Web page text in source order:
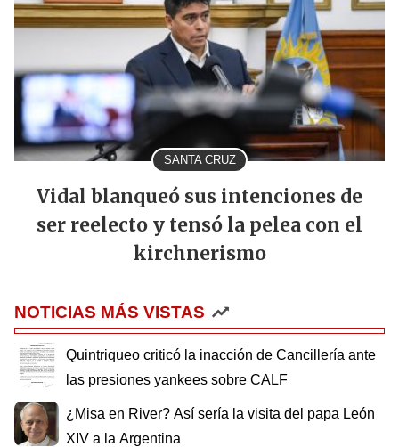
SANTA CRUZ
Vidal blanqueó sus intenciones de
ser reelecto y tensó la pelea con el
kirchnerismo
NOTICIAS MÁS VISTAS
Quintriqueo criticó la inacción de Cancillería ante
las presiones yankees sobre CALF
¿Misa en River? Así sería la visita del papa León
XIV a la Argentina